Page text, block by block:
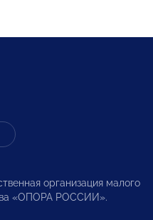
организация малого
«ОПОРА РОССИИ».